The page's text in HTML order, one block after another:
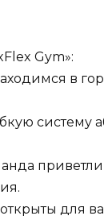
Gym»:
в
систему
для